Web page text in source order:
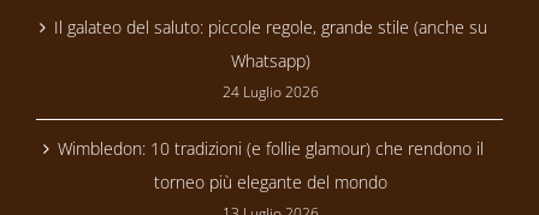
Il galateo del saluto: piccole regole, grande stile (anche su
Whatsapp)
24 Luglio 2026
Wimbledon: 10 tradizioni (e follie glamour) che rendono il
torneo più elegante del mondo